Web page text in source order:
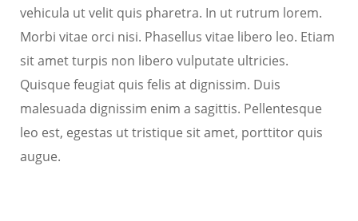
vehicula ut velit quis pharetra. In ut rutrum lorem.
Morbi vitae orci nisi. Phasellus vitae libero leo. Etiam
sit amet turpis non libero vulputate ultricies.
Quisque feugiat quis felis at dignissim. Duis
malesuada dignissim enim a sagittis. Pellentesque
leo est, egestas ut tristique sit amet, porttitor quis
augue.